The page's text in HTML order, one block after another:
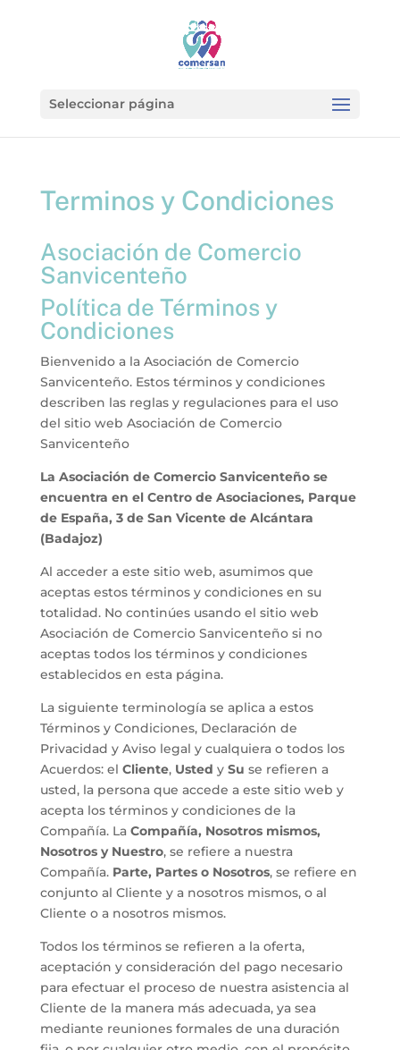
Seleccionar página
Terminos y Condiciones
Asociación de Comercio
Sanvicenteño
Política de Términos y
Condiciones
Bienvenido a la Asociación de Comercio
Sanvicenteño. Estos términos y condiciones
describen las reglas y regulaciones para el uso
del sitio web Asociación de Comercio
Sanvicenteño
La Asociación de Comercio Sanvicenteño se
encuentra en el Centro de Asociaciones, Parque
de España, 3 de San Vicente de Alcántara
(Badajoz)
Al acceder a este sitio web, asumimos que
aceptas estos términos y condiciones en su
totalidad. No continúes usando el sitio web
Asociación de Comercio Sanvicenteño si no
aceptas todos los términos y condiciones
establecidos en esta página.
La siguiente terminología se aplica a estos
Términos y Condiciones, Declaración de
Privacidad y Aviso legal y cualquiera o todos los
Acuerdos: el Cliente, Usted y Su se refieren a
usted, la persona que accede a este sitio web y
acepta los términos y condiciones de la
Compañía. La Compañía, Nosotros mismos,
Nosotros y Nuestro, se refiere a nuestra
Compañía. Parte, Partes o Nosotros, se refiere en
conjunto al Cliente y a nosotros mismos, o al
Cliente o a nosotros mismos.
Todos los términos se refieren a la oferta,
aceptación y consideración del pago necesario
para efectuar el proceso de nuestra asistencia al
Cliente de la manera más adecuada, ya sea
mediante reuniones formales de una duración